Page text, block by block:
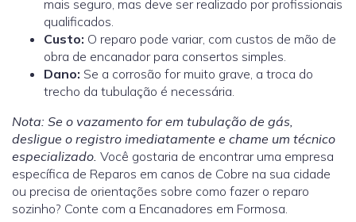
mais seguro, mas deve ser realizado por profissionais
qualificados.
Custo: O reparo pode variar, com custos de mão de
obra de encanadorpara consertos simples.
Dano: Se a corrosão for muito grave, a troca do
trecho da tubulação é necessária.
Nota: Se o vazamento for em tubulação de gás,
desligue o registro imediatamente e chame um técnico
especializado. Você gostaria de encontrar uma empresa
específica de Reparos em canos de Cobre na sua cidade
ou precisa de orientações sobre como fazer o reparo
sozinho? Conte com a Encanadores em Formosa.